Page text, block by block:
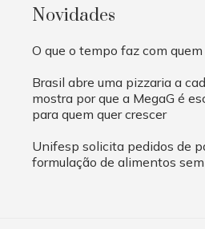
Novidades
O que o tempo faz com
Brasil abre uma pizzaria a
mostra por que a MegaG é
para quem quer crescer
Unifesp solicita pedidos de
formulação de alimentos